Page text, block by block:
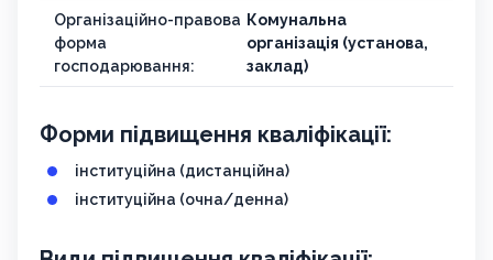
Організаційно-правова
форма
господарювання:
Комунальна
організація (установа,
заклад)
Форми підвищення кваліфікації:
інституційна (дистанційна)
інституційна (очна/денна)